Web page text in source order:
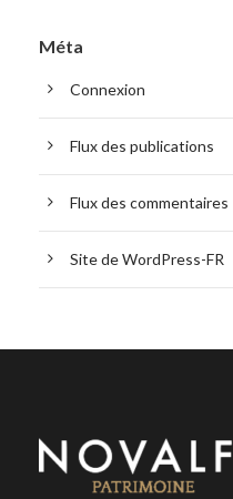
Méta
Connexion
Flux des publications
Flux des commentaires
Site de WordPress-FR